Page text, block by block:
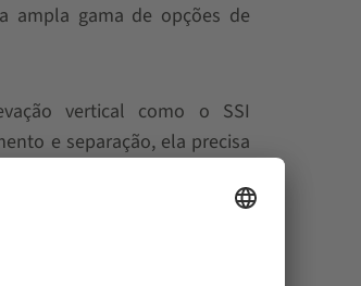
ampla gama de opções de
vertical como o SSI
e separação, ela precisa
disso, veículos guiados
Esta solução combinada
existentes e pode ser